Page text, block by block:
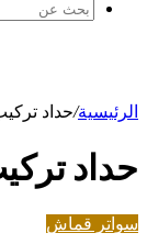
الرئيسية/حداد
حداد
سواتر قماش